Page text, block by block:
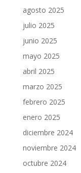
agosto 2025
julio 2025
junio 2025
mayo 2025
abril 2025
marzo 2025
febrero 2025
enero 2025
diciembre 2024
noviembre 2024
octubre 2024